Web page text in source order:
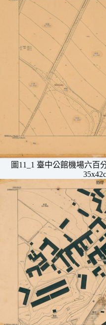
圖11_1 臺中公館機場六百